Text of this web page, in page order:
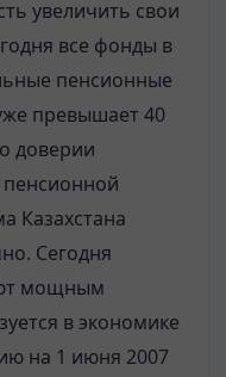
увеличить свои
все фонды в
пенсионные
превышает 40
доверии
пенсионной
Казахстана
Сегодня
мощным
в экономике
на 1 июня 2007